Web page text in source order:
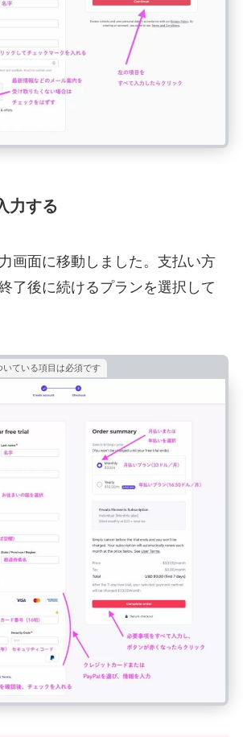
力する
画面に移動しました。支払い方
了後に続けるプランを選択して
ている項目は必須です